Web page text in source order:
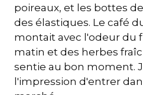
poireaux, et les bottes
des élastiques. Le café
montait avec l'odeur du
matin et des herbes
sentie au bon moment.
l'impression d'entrer